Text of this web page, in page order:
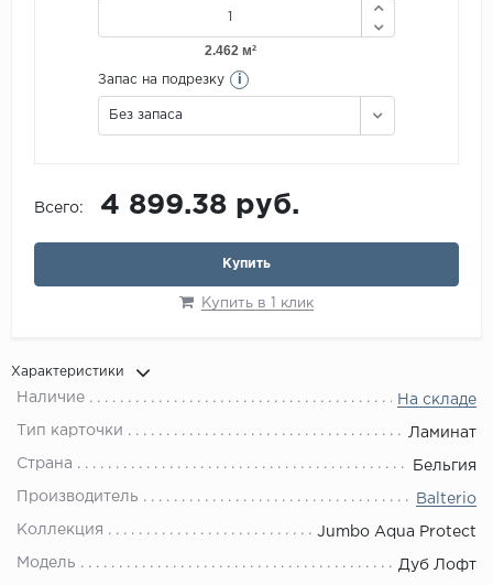
Запас на подрезку i
Без запаса
Всего: 4 899.38 руб.
Купить
Купить в 1 клик
Характеристики
Наличие На складе
Тип карточки Ламинат
Страна Бельгия
Производитель Balterio
Коллекция Jumbo Aqua Protect
Модель Дуб Лофт